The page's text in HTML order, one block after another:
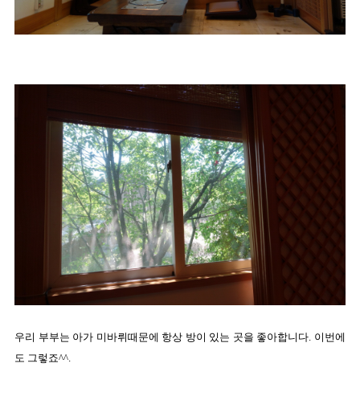
우리 부부는 아가 미바뤼때문에 항상 방이 있는 곳을 좋아합니다. 이번에
도 그렇죠^^.